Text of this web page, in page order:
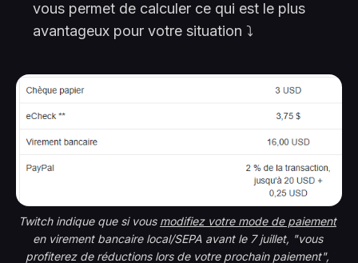
vous permet de calculer ce qui est le plus
avantageux pour votre situation ⤵️
Twitch indique que si vous modifiez votre mode de paiement
en virement bancaire local/SEPA avant le 7 juillet, "vous
profiterez de réductions lors de votre prochain paiement",